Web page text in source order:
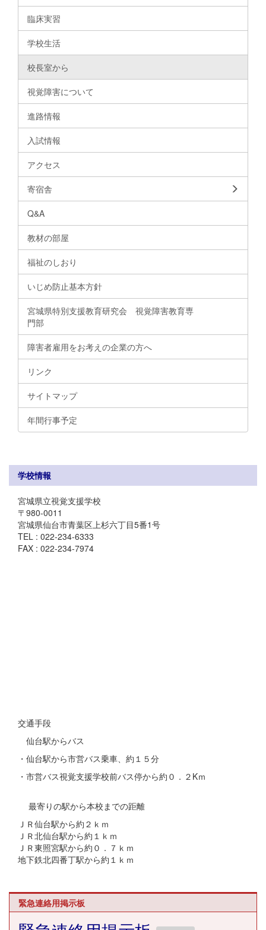
臨床実習
学校生活
校長室から
視覚障害について
進路情報
入試情報
アクセス
寄宿舎
Q&A
教材の部屋
福祉のしおり
いじめ防止基本方針
宮城県特別支援教育研究会 視覚障害教育専
門部
障害者雇用をお考えの企業の方へ
リンク
サイトマップ
年間行事予定
学校情報
宮城県立視覚支援学校
〒980-0011
宮城県仙台市青葉区上杉六丁目5番1号
TEL : 022-234-6333
FAX : 022-234-7974
交通手段
仙台駅からバス
・仙台駅から市営バス乗車、約１５分
・市営バス視覚支援学校前バス停から約０．２Kｍ
最寄りの駅から本校までの距離
ＪＲ仙台駅から約２ｋｍ
ＪＲ北仙台駅から約１ｋｍ
ＪＲ東照宮駅から約０．７ｋｍ
地下鉄北四番丁駅から約１ｋｍ
緊急連絡用掲示板